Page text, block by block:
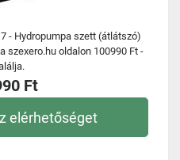
- Hydropumpa szett (átlátszó)
szexero.hu oldalon 100990 Ft -
Ft
elérhetőséget